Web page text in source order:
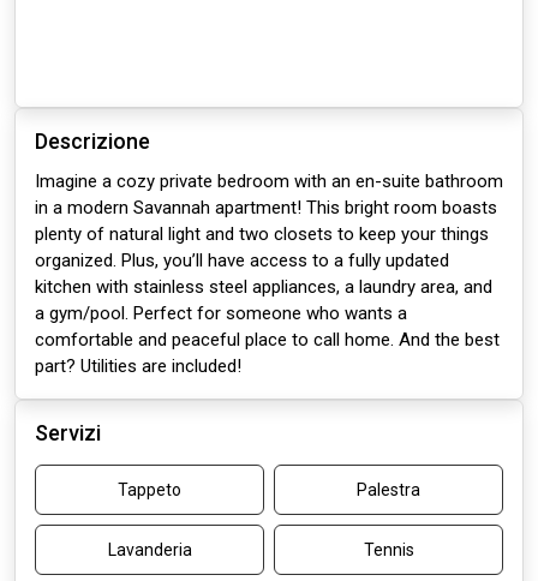
Descrizione
Imagine a cozy private bedroom with an en-suite bathroom
in a modern Savannah apartment! This bright room boasts
plenty of natural light and two closets to keep your things
organized. Plus, you’ll have access to a fully updated
kitchen with stainless steel appliances, a laundry area, and
a gym/pool. Perfect for someone who wants a
comfortable and peaceful place to call home. And the best
part? Utilities are included!
Servizi
Tappeto Palestra
Lavanderia Tennis